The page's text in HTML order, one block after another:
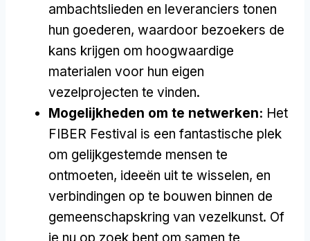
ambachtslieden en leveranciers tonen
hun goederen, waardoor bezoekers de
kans krijgen om hoogwaardige
materialen voor hun eigen
vezelprojecten te vinden.
Mogelijkheden om te netwerken: Het
FIBER Festival is een fantastische plek
om gelijkgestemde mensen te
ontmoeten, ideeën uit te wisselen, en
verbindingen op te bouwen binnen de
gemeenschapskring van vezelkunst. Of
je nu op zoek bent om samen te